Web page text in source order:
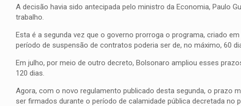
A decisão havia sido antecipada pelo ministro da Economia, Paulo
trabalho.
Esta é a segunda vez que o governo prorroga o programa, criado
período de suspensão de contratos poderia ser de, no máximo, 60
Em julho, por meio de outro decreto, Bolsonaro ampliou esses
120 dias.
Agora, com o novo regulamento publicado desta segunda, o prazo
ser firmados durante o período de calamidade pública decretada no